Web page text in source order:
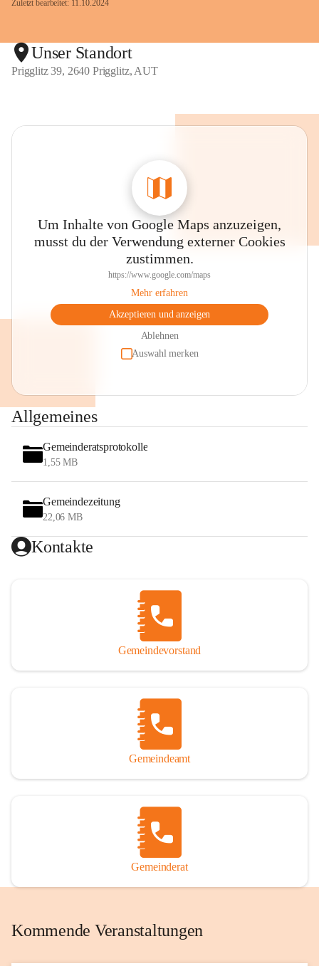
Zuletzt bearbeitet: 11.10.2024
Unser Standort
Prigglitz 39, 2640 Prigglitz, AUT
Um Inhalte von Google Maps anzuzeigen,
musst du der Verwendung externer Cookies
zustimmen.
https://www.google.com/maps
Mehr erfahren
Akzeptieren und anzeigen
Ablehnen
Auswahl merken
Allgemeines
Gemeinderatsprotokolle
1,55 MB
Gemeindezeitung
22,06 MB
Kontakte
Gemeindevorstand
Gemeindeamt
Gemeinderat
Kommende Veranstaltungen